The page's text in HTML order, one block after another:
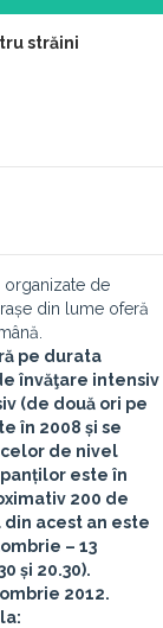
străini
de
din lume oferă
pe durata
învăţare intensiv
(de două ori pe
în 2008 și se
de nivel
este în
200 de
acest an este
– 13
și 20.30).
2012.